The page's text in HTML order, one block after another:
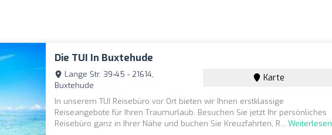
Die TUI In Buxtehude
Lange Str. 39-45 - 21614,
Buxtehude
Karte
In unserem TUI Reisebüro vor Ort bieten wir Ihnen erstklassige
Reiseangebote für Ihren Traumurlaub. Besuchen Sie jetzt Ihr persönliches
Reisebüro ganz in Ihrer Nähe und buchen Sie Kreuzfahrten, R...Weiterlesen